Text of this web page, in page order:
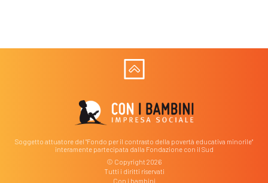
Soggetto attuatore del "Fondo per il contrasto della povertà educativa minorile"
interamente partecipata dalla Fondazione con il Sud
© Copyright 2026
Tutti i diritti riservati
Con i bambini